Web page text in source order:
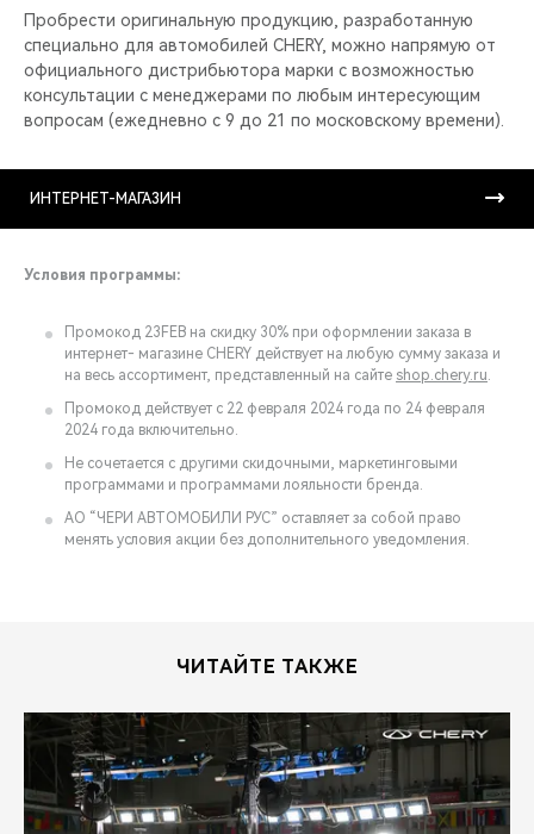
Пробрести оригинальную продукцию, разработанную
специально для автомобилей CHERY, можно напрямую от
официального дистрибьютора марки с возможностью
консультации с менеджерами по любым интересующим
вопросам (ежедневно с 9 до 21 по московскому времени).
ИНТЕРНЕТ-МАГАЗИН
Условия программы:
Промокод 23FEB на скидку 30% при оформлении заказа в
интернет- магазине CHERY действует на любую сумму заказа и
на весь ассортимент, представленный на сайте shop.chery.ru
Промокод действует с 22 февраля 2024 года по 24 февраля
2024 года включительно.
Не сочетается с другими скидочными, маркетинговыми
программами и программами лояльности бренда.
АО “ЧЕРИ АВТОМОБИЛИ РУС” оставляет за собой право
менять условия акции без дополнительного уведомления.
ЧИТАЙТЕ ТАКЖЕ